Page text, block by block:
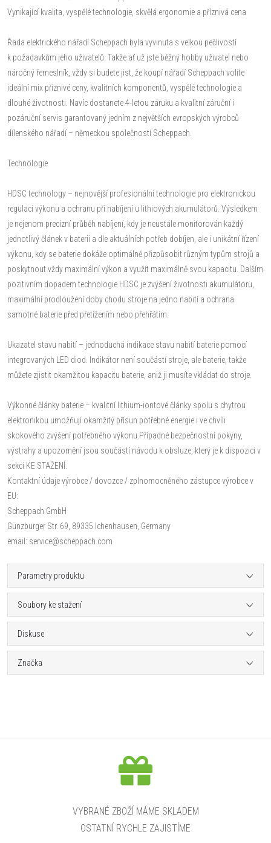
Vynikající kvalita, vyspělé technologie, skvělá ergonomie a příznivá cena
Řada elektrického nářadí Scheppach byla vyvinuta s velkou pečlivostí
k požadavkům jeho uživatelů. Takže ať už jste běžný hobby uživatel nebo
náročný řemeslník, vždy si budete jist, že koupí nářadí Scheppach volíte
ideální mix příznivé ceny, kvalitních komponentů, vyspělé technologie a
dlouhé životnosti. Navíc dostanete 4-letou záruku a kvalitní záruční i
pozáruční servis garantovaný jedním z největších evropských výrobců
dílenského nářadí – německou společností Scheppach.
Technologie
HDSC technology – nejnovější profesionální technologie pro elektronickou
regulaci výkonu a ochranu při nabíjení u lithiových akumulátorů. Výsledkem
je nejenom precizní průběh nabíjení, kdy je neustále monitorován každý
jednotlivý článek v baterii a dle aktuálních potřeb dobíjen, ale i unikátní řízení
výkonu, kdy se baterie dokáže optimálně přizpůsobit různým typům strojů a
poskytnout vždy maximální výkon a využít maximálně svou kapacitu. Dalším
pozitivním dopadem technologie HDSC je zvýšení životnosti akumulátoru,
maximální prodloužení doby chodu stroje na jedno nabití a ochrana
samotné baterie před přetížením nebo přehřátím.
Ukazatel stavu nabití – jednoduchá indikace stavu nabití baterie pomocí
integrovaných LED diod. Indikátor není součástí stroje, ale baterie, takže
můžete zjistit okamžitou kapacitu baterie, aniž ji musíte vkládat do stroje.
Výkonné články baterie – kvalitní lithium-iontové články spolu s chytrou
elektronikou umožňují okamžitý přísun potřebné energie i ve chvíli
skokového zvýšení potřebného výkonu.Případné bezpečnostní pokyny,
výstrahy a upozornění jsou součástí návodu k obsluze, který je k dispozici v
sekci KE STAŽENÍ.
Kontaktní údaje výrobce / dovozce / zplnomocněného zástupce výrobce v
EU:
Scheppach GmbH
Günzburger Str. 69, 89335 Ichenhausen, Germany
email: service@scheppach.com
Parametry produktu
Soubory ke stažení
Diskuse
Značka
VYBRANÉ ZBOŽÍ MÁME SKLADEM
OSTATNÍ RYCHLE ZAJISTÍME